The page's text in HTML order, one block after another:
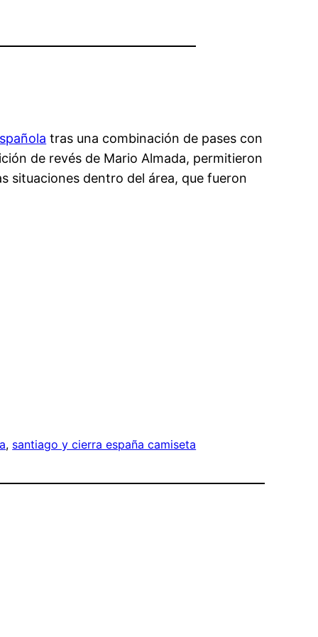
tras una combinación de pases con
de revés de Mario Almada, permitieron
situaciones dentro del área, que fueron
, santiago y cierra españa camiseta